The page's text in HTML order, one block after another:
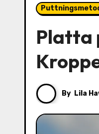
Platta
By Lila